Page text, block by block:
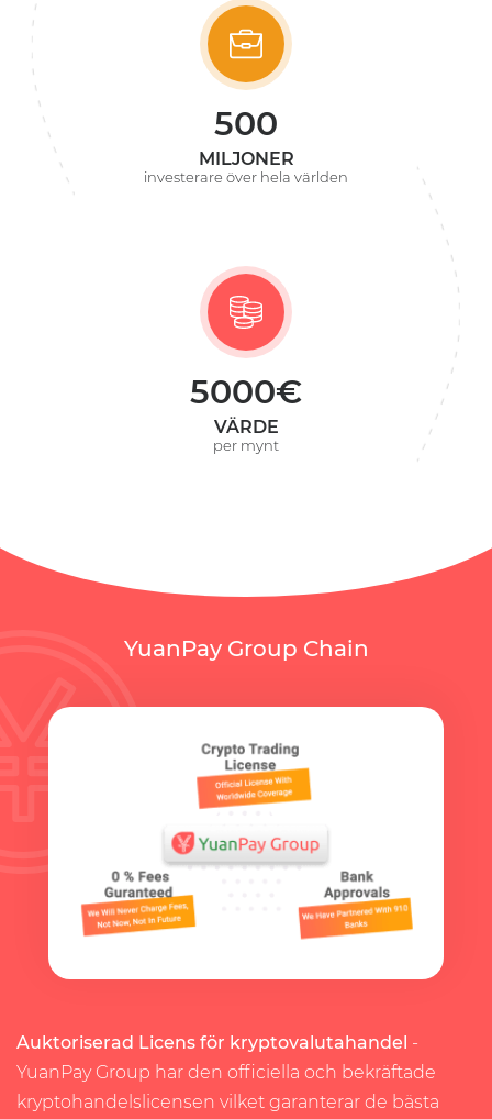
500
MILJONER
investerare över hela världen
5000€
VÄRDE
per mynt
YuanPay Group Chain
Auktoriserad Licens för kryptovalutahandel -
YuanPay Group har den officiella och bekräftade
kryptohandelslicensen vilket garanterar de bästa